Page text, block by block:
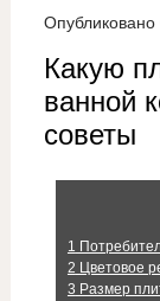
Какую
ванной
советы
1
2 Цветовое
3 Размер